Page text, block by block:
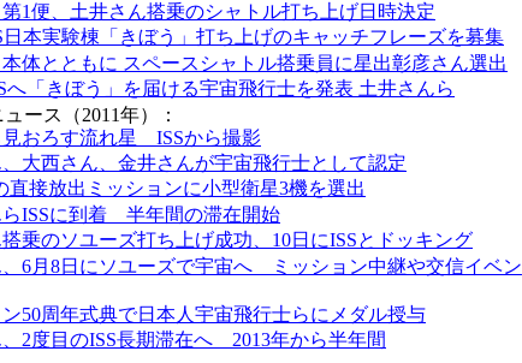
第1便、土井さん搭乗のシャトル打ち上げ日時決定
本実験棟「きぼう」打ち上げのキャッチフレーズを募集
本体とともに スペースシャトル搭乗員に星出彰彦さん選出
へ「きぼう」を届ける宇宙飛行士を発表 土井さんら
ース（2011年）：
見おろす流れ星 ISSから撮影
大西さん、金井さんが宇宙飛行士として認定
直接放出ミッションに小型衛星3機を選出
ISSに到着 半年間の滞在開始
乗のソユーズ打ち上げ成功、10日にISSとドッキング
6月8日にソユーズで宇宙へ ミッション中継や交信イベン
50周年式典で日本人宇宙飛行士らにメダル授与
2度目のISS長期滞在へ 2013年から半年間